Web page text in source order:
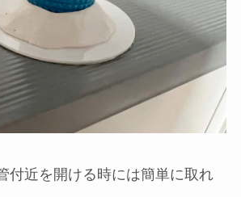
付近を開ける時には簡単に取れ